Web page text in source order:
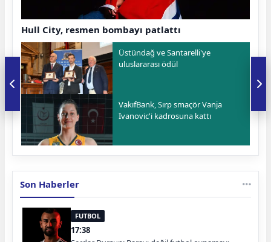
Hull City, resmen bombayı patlattı
Üstündağ ve Santarelli'ye
uluslararası ödül
VakıfBank, Sırp smaçör Vanja
Ivanovic'i kadrosuna kattı
Son Haberler
FUTBOL
17:38